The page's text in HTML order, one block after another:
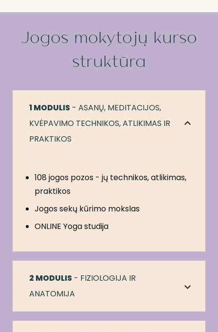
Jogos mokytojų kurso
struktūra
1 MODULIS - ASANŲ, MEDITACIJOS,
KVĖPAVIMO TECHNIKOS, ATLIKIMAS IR
PRAKTIKOS
108 jogos pozos - jų technikos, atlikimas,
praktikos
Jogos sekų kūrimo mokslas
ONLINE Yoga studija
2 MODULIS - FIZIOLOGIJA IR
ANATOMIJA